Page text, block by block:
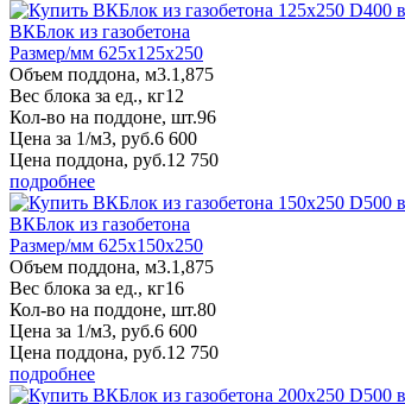
ВКБлок из газобетона
Размер/мм 625x125x250
Объем поддона, м3.1,875
Вес блока за ед., кг12
Кол-во на поддоне, шт.96
Цена за 1/м3, руб.6 600
Цена поддона, руб.12 750
подробнее
ВКБлок из газобетона
Размер/мм 625x150x250
Объем поддона, м3.1,875
Вес блока за ед., кг16
Кол-во на поддоне, шт.80
Цена за 1/м3, руб.6 600
Цена поддона, руб.12 750
подробнее